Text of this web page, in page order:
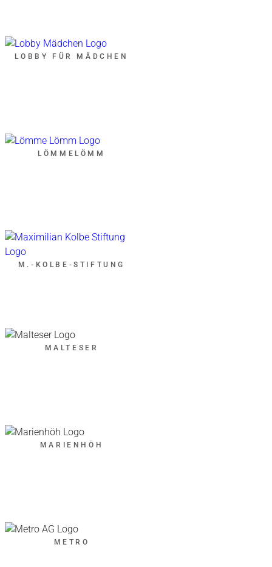
LOBBY FÜR MÄDCHEN
LÖMMELÖMM
M.-KOLBE-STIFTUNG
MALTESER
MARIENHÖH
METRO